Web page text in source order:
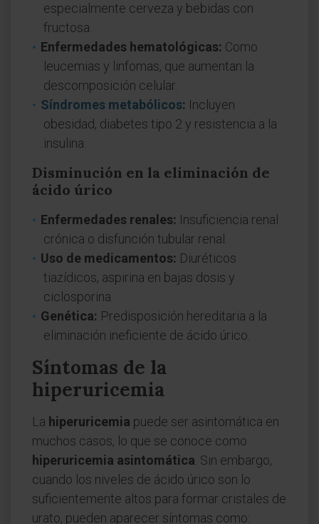
especialmente cerveza y bebidas con
fructosa.
Enfermedades hematológicas: Como
leucemias y linfomas, que aumentan la
descomposición celular.
Síndromes metabólicos: Incluyen
obesidad, diabetes tipo 2 y resistencia a la
insulina.
Disminución en la eliminación de
ácido úrico
Enfermedades renales: Insuficiencia renal
crónica o disfunción tubular renal.
Uso de medicamentos: Diuréticos
tiazídicos, aspirina en bajas dosis y
ciclosporina.
Genética: Predisposición hereditaria a la
eliminación ineficiente de ácido úrico.
Síntomas de la
hiperuricemia
La hiperuricemia puede ser asintomática en
muchos casos, lo que se conoce como
hiperuricemia asintomática . Sin embargo,
cuando los niveles de ácido úrico son lo
suficientemente altos para formar cristales de
urato, pueden aparecer síntomas como: